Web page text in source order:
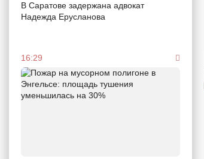
В Саратове задержана адвокат
Надежда Ерусланова
16:29